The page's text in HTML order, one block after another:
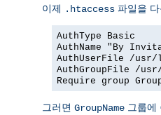
이제 .htaccess 파일을
AuthType Basic
AuthName "By
AuthUserFile /usr/
AuthGroupFile /
Require group
그러면 GroupName 그룹에